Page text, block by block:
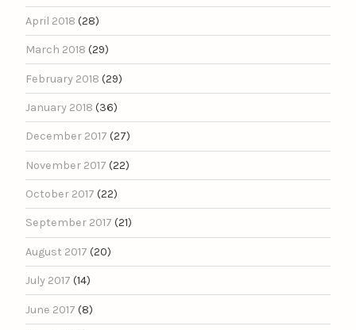
April 2018 (28)
March 2018 (29)
February 2018 (29)
January 2018 (36)
December 2017 (27)
November 2017 (22)
October 2017 (22)
September 2017 (21)
August 2017 (20)
July 2017 (14)
June 2017 (8)